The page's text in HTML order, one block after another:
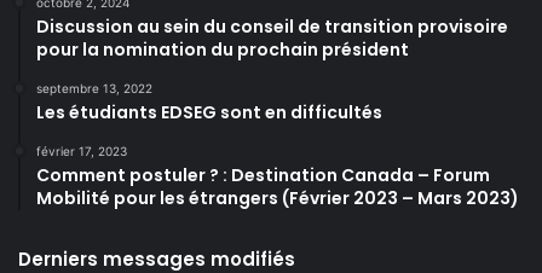
Discussion au sein du conseil de transition provisoire
pour la nomination du prochain président
septembre 13, 2022
Les étudiants EDSEG sont en difficultés
février 17, 2023
Comment postuler ? : Destination Canada – Forum
Mobilité pour les étrangers (Février 2023 – Mars 2023)
Derniers messages modifiés